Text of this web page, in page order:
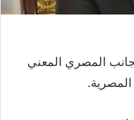
المصري المعني
المصرية.